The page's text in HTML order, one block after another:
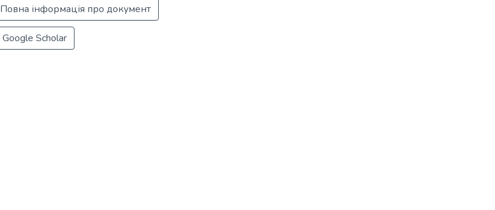
Повна інформація про документ
Google Scholar